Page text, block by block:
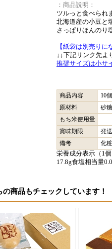
：商品説明：
ツルっと食べられ
北海道産の小豆と
さっぱりほんのり
【紙袋は別売りに
↓↓下記リンク先よ
推奨サイズは小サ
商品内容
10
原材料
砂
もち米使用量
賞味期限
発
備考
化
栄養成分表示（1
17.8g食塩相当量
商品もチェックしています！